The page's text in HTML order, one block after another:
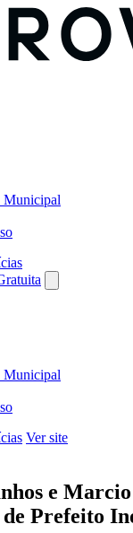
Municipal
Municipal
Ver site
e
Prefeito